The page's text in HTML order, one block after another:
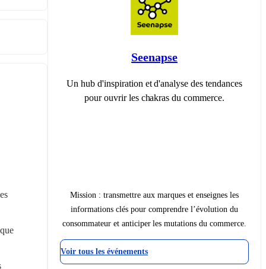
Seenapse
Un hub d'inspiration et d'analyse des tendances
pour ouvrir les chakras du commerce.
Mission : transmettre aux marques et enseignes les
informations clés pour comprendre l’évolution du
consommateur et anticiper les mutations du commerce.
Voir tous les événements